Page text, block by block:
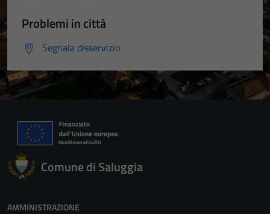
Problemi in città
Segnala disservizio
Comune di Saluggia
AMMINISTRAZIONE